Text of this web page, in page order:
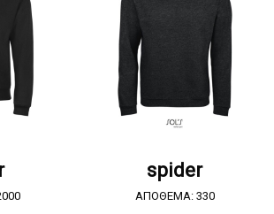
spider
ΑΠΟΘΕΜΑ: 330